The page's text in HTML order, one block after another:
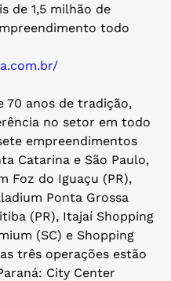
de 1,5 milhão de
todo
br/
70 anos de tradição,
no setor em todo
empreendimentos
Catarina e São Paulo,
Foz do Iguaçu (PR),
Ponta Grossa
(PR), Itajaí Shopping
(SC) e Shopping
três operações estão
City Center